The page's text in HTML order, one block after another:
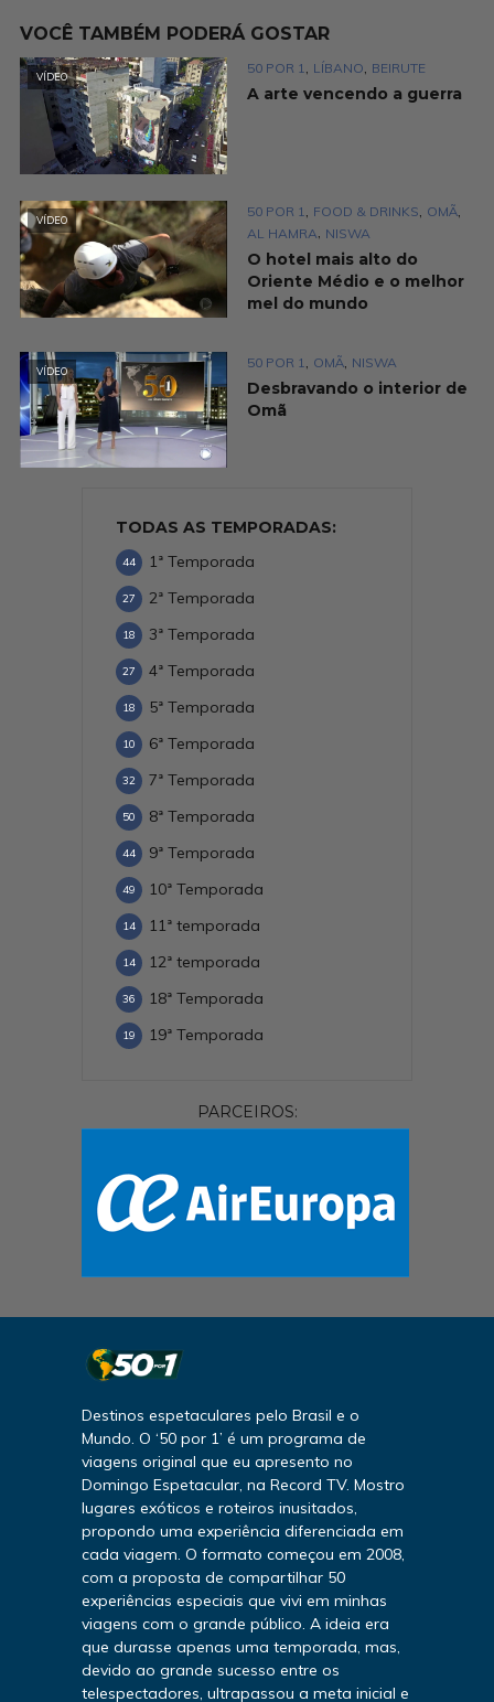
VOCÊ TAMBÉM PODERÁ GOSTAR
VÍDEO
50 POR 1, LÍBANO, BEIRUTE
A arte vencendo a guerra
VÍDEO
50 POR 1, FOOD & DRINKS, OMÃ,
AL HAMRA, NISWA
O hotel mais alto do
Oriente Médio e o melhor
mel do mundo
VÍDEO
50 POR 1, OMÃ, NISWA
Desbravando o interior de
Omã
TODAS AS TEMPORADAS:
1ª Temporada
44
2ª Temporada
27
3ª Temporada
18
4ª Temporada
27
5ª Temporada
18
6ª Temporada
10
7ª Temporada
32
8ª Temporada
50
9ª Temporada
44
10ª Temporada
49
11ª temporada
14
12ª temporada
14
18ª Temporada
36
19ª Temporada
19
PARCEIROS:
Destinos espetaculares pelo Brasil e o
Mundo. O ‘50 por 1’ é um programa de
viagens original que eu apresento no
Domingo Espetacular, na Record TV. Mostro
lugares exóticos e roteiros inusitados,
propondo uma experiência diferenciada em
cada viagem. O formato começou em 2008,
com a proposta de compartilhar 50
experiências especiais que vivi em minhas
viagens com o grande público. A ideia era
que durasse apenas uma temporada, mas,
devido ao grande sucesso entre os
telespectadores, ultrapassou a meta inicial e